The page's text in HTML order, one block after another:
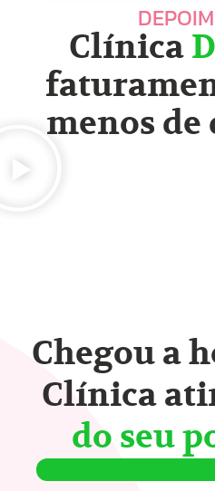
Clínica
menos de
Chegou a
Clínica
do seu